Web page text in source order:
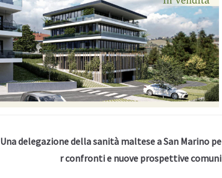
Una delegazione della sanità maltese a San Marino pe
r confronti e nuove prospettive comuni